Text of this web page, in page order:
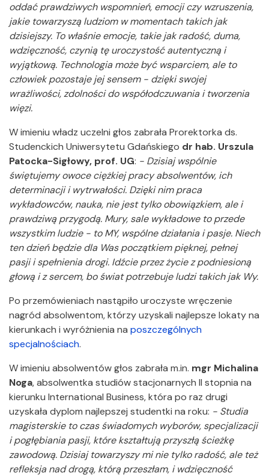
oddać prawdziwych wspomnień, emocji czy wzruszenia,
jakie towarzyszą ludziom w momentach takich jak
dzisiejszy. To właśnie emocje, takie jak radość, duma,
wdzięczność, czynią tę uroczystość autentyczną i
wyjątkową. Technologia może być wsparciem, ale to
człowiek pozostaje jej sensem - dzięki swojej
wrażliwości, zdolności do współodczuwania i tworzenia
więzi.
W imieniu władz uczelni głos zabrała Prorektorka ds.
Studenckich Uniwersytetu Gdańskiego dr hab. Urszula
Patocka-Sigłowy, prof. UG: - Dzisiaj wspólnie
świętujemy owoce ciężkiej pracy absolwentów, ich
determinacji i wytrwałości. Dzięki nim praca
wykładowców, nauka, nie jest tylko obowiązkiem, ale i
prawdziwą przygodą. Mury, sale wykładowe to przede
wszystkim ludzie - to MY, wspólne działania i pasje. Niech
ten dzień będzie dla Was początkiem pięknej, pełnej
pasji i spełnienia drogi. Idźcie przez życie z podniesioną
głową i z sercem, bo świat potrzebuje ludzi takich jak Wy.
Po przemówieniach nastąpiło uroczyste wręczenie
nagród absolwentom, którzy uzyskali najlepsze lokaty na
kierunkach i wyróżnienia na poszczególnych
specjalnościach.
W imieniu absolwentów głos zabrała m.in. mgr Michalina
Noga, absolwentka studiów stacjonarnych II stopnia na
kierunku International Business, która po raz drugi
uzyskała dyplom najlepszej studentki na roku: - Studia
magisterskie to czas świadomych wyborów, specjalizacji
i pogłębiania pasji, które kształtują przyszłą ścieżkę
zawodową. Dzisiaj towarzyszy mi nie tylko radość, ale też
refleksja nad drogą, którą przeszłam, i wdzięczność